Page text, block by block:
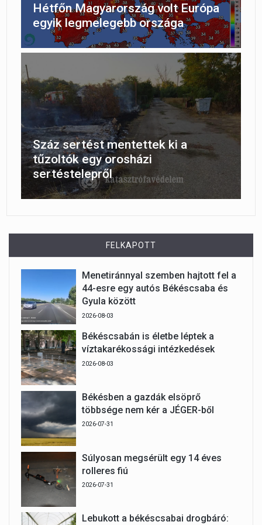
Hétfőn Magyarország volt Európa
egyik legmelegebb országa
Száz sertést mentettek ki a
tűzoltók egy orosházi
sertéstelepről
FELKAPOTT
Menetiránnyal szemben hajtott fel a
44-esre egy autós Békéscsaba és
Gyula között
2026-08-03
Békéscsabán is életbe léptek a
víztakarékossági intézkedések
2026-08-03
Békésben a gazdák elsöprő
többsége nem kér a JÉGER-ből
2026-07-31
Súlyosan megsérült egy 14 éves
rolleres fiú
2026-07-31
Lebukott a békéscsabai drogbáró: